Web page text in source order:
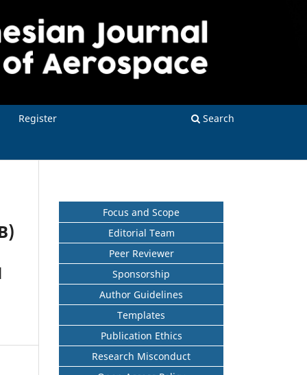
Register Search
Focus and Scope
Editorial Team
Peer Reviewer
Sponsorship
Author Guidelines
Templates
Publication Ethics
Research Misconduct